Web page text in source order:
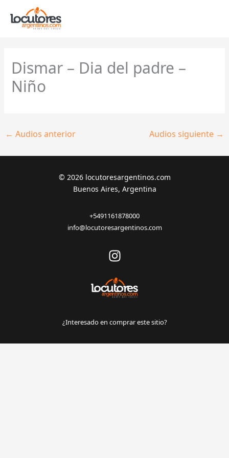
contenido
Dismar – Dia del padre –
Niño
← Audios anterior Audios siguiente →
© 2026 locutoresargentinos.com
Buenos Aires, Argentina
+5491161878000
info@locutoresargentinos.com
¿Interesado en comprar este sitio?